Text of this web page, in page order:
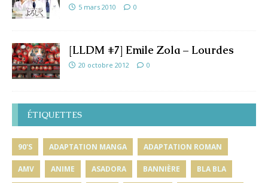
5 mars 2010 0
[LLDM #7] Emile Zola – Lourdes
20 octobre 2012 0
ÉTIQUETTES
90'S ADAPTATION MANGA ADAPTATION ROMAN
AMV ANIME ASADORA BANNIÈRE BLA BLA